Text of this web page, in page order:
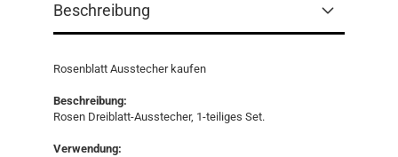
Beschreibung
Rosenblatt Ausstecher kaufen
Beschreibung:
Rosen Dreiblatt-Ausstecher, 1-teiliges Set.
Verwendung: